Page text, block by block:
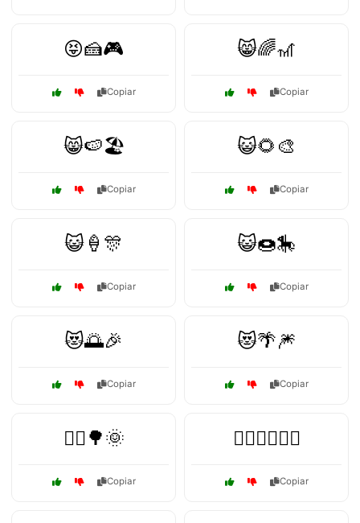
😝🍰🎮
Copiar
😸🌈🎢
Copiar
😸🍉🏖️
Copiar
😺🌻🎨
Copiar
😺🍦🎊
Copiar
😺🍩🎠
Copiar
😻🌅🎉
Copiar
😻🌴🎆
Copiar
🚴‍♂️🌳🌞
Copiar
🤸‍♂️🏋️‍♀️🏊‍♀️
Copiar